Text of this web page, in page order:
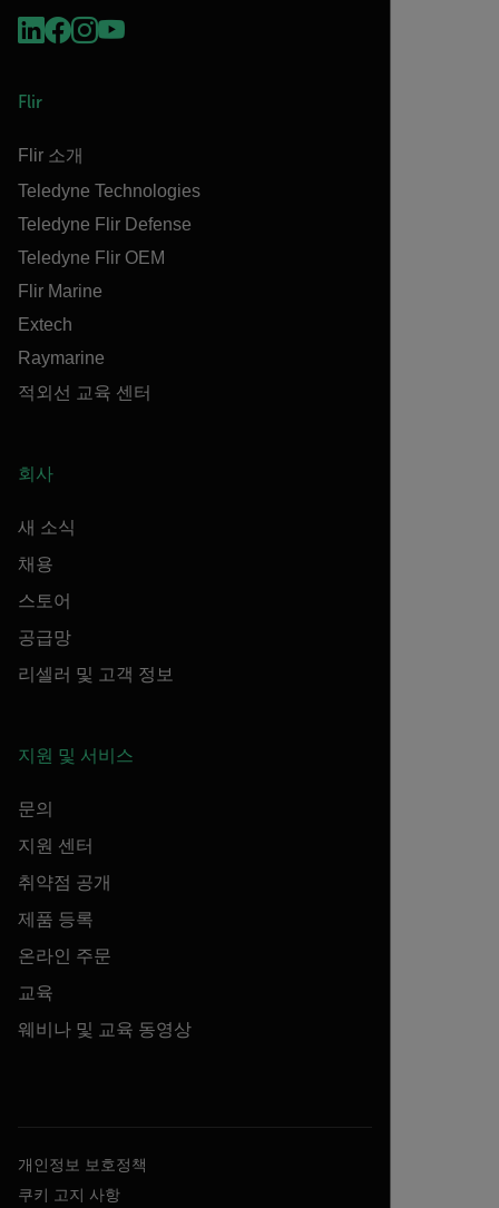
Flir
Flir 소개
Teledyne Technologies
Teledyne Flir Defense
Teledyne Flir OEM
Flir Marine
Extech
Raymarine
적외선 교육 센터
회사
새 소식
채용
스토어
공급망
리셀러 및 고객 정보
지원 및 서비스
문의
지원 센터
취약점 공개
제품 등록
온라인 주문
교육
웨비나 및 교육 동영상
개인정보 보호정책
쿠키 고지 사항